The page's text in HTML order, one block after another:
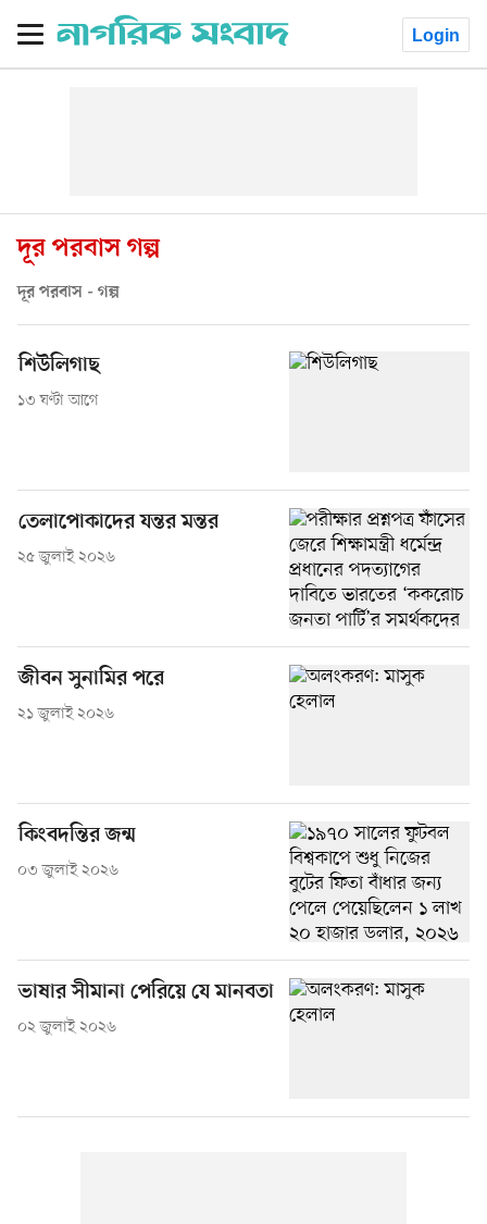
Login
দূর পরবাস গল্প
দূর পরবাস - গল্প
শিউলিগাছ
১৩ ঘণ্টা আগে
তেলাপোকাদের যন্তর মন্তর
২৫ জুলাই ২০২৬
জীবন সুনামির পরে
২১ জুলাই ২০২৬
কিংবদন্তির জন্ম
০৩ জুলাই ২০২৬
ভাষার সীমানা পেরিয়ে যে মানবতা
০২ জুলাই ২০২৬